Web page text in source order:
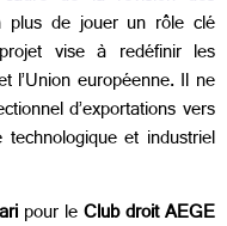
plus de jouer un rôle clé
vise à redéfinir les
l’Union européenne. Il ne
d’exportations vers
technologique et industriel
pour leClub droit AEGE